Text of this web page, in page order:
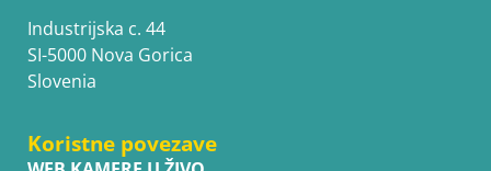
Industrijska c. 44
SI-5000 Nova Gorica
Slovenia
Koristne povezave